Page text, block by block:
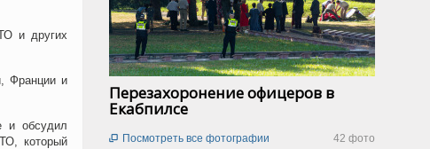
и других
Франции и
и обсудил
который
Перезахоронение офицеров в
Екабпилсе
42 фото
 Посмотреть все фотографии